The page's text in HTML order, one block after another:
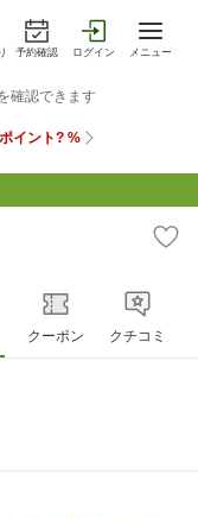
予約確認 ログイン メニュー
クーポン クチコミ